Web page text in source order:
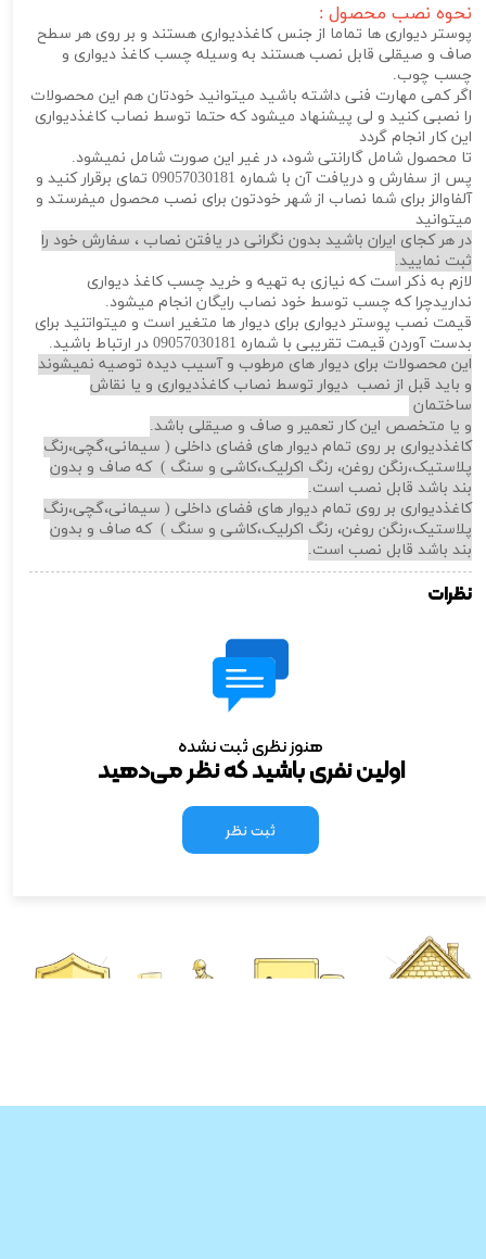
نحوه نصب محصول :
پوستر دیواری ها تماما از جنس کاغذدیواری هستند و بر روی هر سطح
صاف و صیقلی قابل نصب هستند به وسیله چسب کاغذ دیواری و
چسب چوب.
اگر کمی مهارت فنی داشته باشید میتوانید خودتان هم این محصولات
را نصبی کنید و لی پیشنهاد میشود که حتما توسط نصاب کاغذدیواری
این کار انجام گردد
تا محصول شامل گارانتی شود، در غیر این صورت شامل نمیشود.
پس از سفارش و دریافت آن با شماره 09057030181 تمای برقرار کنید و
آلفاوالز برای شما نصاب از شهر خودتون برای نصب محصول میفرستد و
میتوانید
در هر کجای ایران باشید بدون نگرانی در یافتن نصاب ، سفارش خود را
ثبت نمایید.
لازم به ذکر است که نیازی به تهیه و خرید چسب کاغذ دیواری
نداریدچرا که چسب توسط خود نصاب رایگان انجام میشود.
قیمت نصب پوستر دیواری برای دیوار ها متغیر است و میتواتنید برای
بدست آوردن قیمت تقریبی با شماره 09057030181 در ارتباط باشید.
این محصولات برای دیوار های مرطوب و آسیب دیده توصیه نمیشوند
و باید قبل از نصب دیوار توسط نصاب کاغذدیواری و یا نقاش
ساختمان
و یا متخصص این کار تعمیر و صاف و صیقلی باشد.
کاغذدیواری بر روی تمام دیوار های فضای داخلی ( سیمانی،گچی،رنگ
پلاستیک،رنگن روغن، رنگ اکرلیک،کاشی و سنگ ) که صاف و بدون
بند باشد قابل نصب است.
کاغذدیواری بر روی تمام دیوار های فضای داخلی ( سیمانی،گچی،رنگ
پلاستیک،رنگن روغن، رنگ اکرلیک،کاشی و سنگ ) که صاف و بدون
بند باشد قابل نصب است.
نظرات
هنوز نظری ثبت نشده
اولین نفری باشید که نظر می‌دهید
ثبت نظر